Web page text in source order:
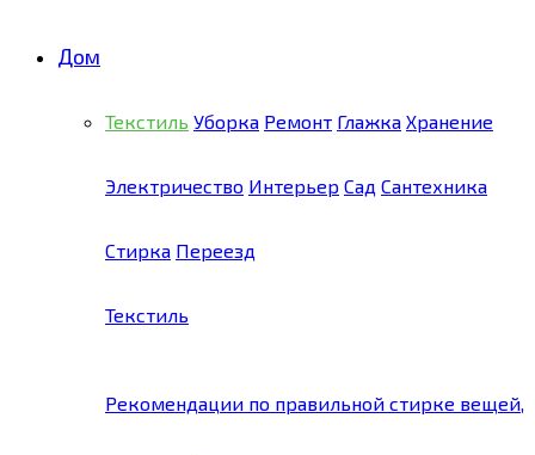
Дом
Текстиль Уборка Ремонт Глажка Хранение
Электричество Интерьер Сад Сантехника
Стирка Переезд
Текстиль
Рекомендации по правильной стирке вещей,